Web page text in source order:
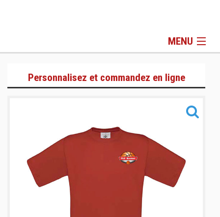
MENU
Gamme Training
Personnalisez et commandez en ligne